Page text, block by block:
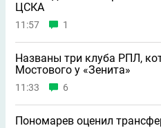
ЦСКА
11:57 1
Названы три клуба РПЛ,
Мостового у «Зенита»
11:33 6
Пономарев оценил